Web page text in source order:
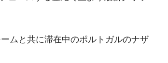
ムと共に滞在中のポルトガルのナザ